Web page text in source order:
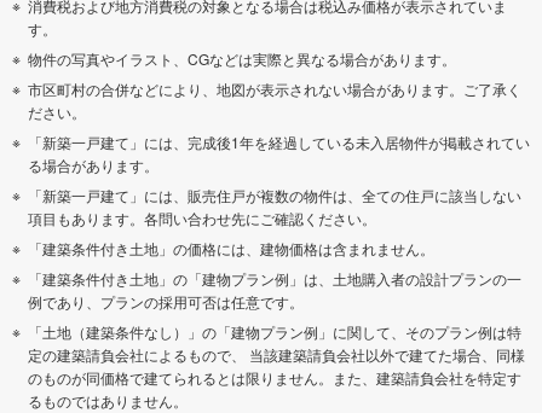
消費税および地方消費税の対象となる場合は税込み価格が表示されていま
す。
物件の写真やイラスト、CGなどは実際と異なる場合があります。
市区町村の合併などにより、地図が表示されない場合があります。ご了承く
ださい。
「新築一戸建て」には、完成後1年を経過している未入居物件が掲載されてい
る場合があります。
「新築一戸建て」には、販売住戸が複数の物件は、全ての住戸に該当しない
項目もあります。各問い合わせ先にご確認ください。
「建築条件付き土地」の価格には、建物価格は含まれません。
「建築条件付き土地」の「建物プラン例」は、土地購入者の設計プランの一
例であり、プランの採用可否は任意です。
「土地（建築条件なし）」の「建物プラン例」に関して、そのプラン例は特
定の建築請負会社によるもので、 当該建築請負会社以外で建てた場合、同様
のものが同価格で建てられるとは限りません。また、建築請負会社を特定す
るものではありません。